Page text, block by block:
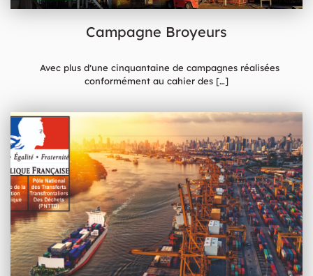
Campagne Broyeurs
Avec plus d’une cinquantaine de campagnes réalisées
conformément au cahier des […]